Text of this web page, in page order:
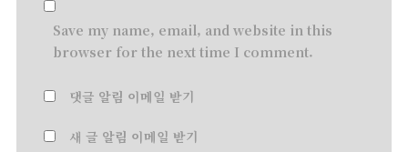
Save my name, email, and website in this
browser for the next time I comment.
댓글 알림 이메일 받기
새 글 알림 이메일 받기